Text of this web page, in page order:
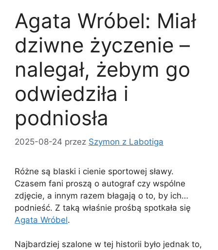
Agata Wróbel: Miał
dziwne życzenie –
nalegał, żebym go
odwiedziła i
podniosła
2025-08-24 przez Szymon z Labotiga
Różne są blaski i cienie sportowej sławy.
Czasem fani proszą o autograf czy wspólne
zdjęcie, a innym razem błagają o to, by ich…
podnieść. Z taką właśnie prośbą spotkała się
Agata Wróbel.
Najbardziej szalone w tej historii było jednak to,